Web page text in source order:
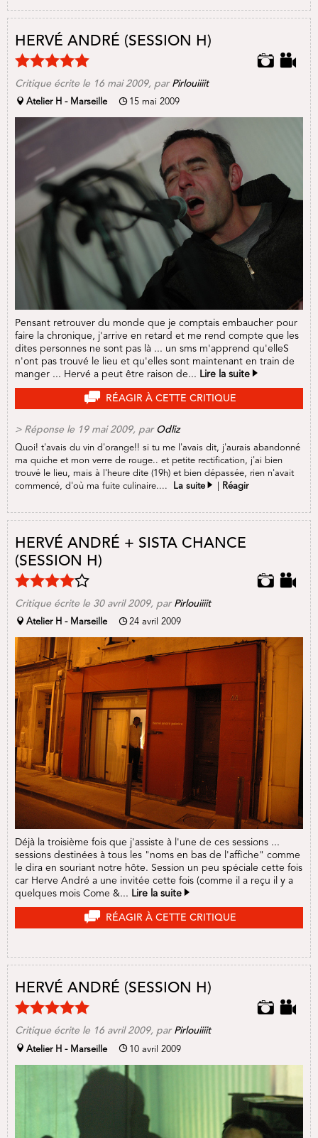
HERVÉ ANDRÉ (SESSION H)
Critique écrite le 16 mai 2009, par Pirlouiiiit
Atelier H - Marseille 15 mai 2009
Pensant retrouver du monde que je comptais embaucher pour
faire la chronique, j'arrive en retard et me rend compte que les
dites personnes ne sont pas là ... un sms m'apprend qu'elleS
n'ont pas trouvé le lieu et qu'elles sont maintenant en train de
manger ... Hervé a peut être raison de... Lire la suite
RÉAGIR À CETTE CRITIQUE
> Réponse le 19 mai 2009, par Odliz
Quoi! t'avais du vin d'orange!! si tu me l'avais dit, j'aurais abandonné
ma quiche et mon verre de rouge.. et petite rectification, j'ai bien
trouvé le lieu, mais à l'heure dite (19h) et bien dépassée, rien n'avait
commencé, d'où ma fuite culinaire....
La suite Réagir
HERVÉ ANDRÉ + SISTA CHANCE
(SESSION H)
Critique écrite le 30 avril 2009, par Pirlouiiiit
Atelier H - Marseille 24 avril 2009
Déjà la troisième fois que j'assiste à l'une de ces sessions ...
sessions destinées à tous les "noms en bas de l'affiche" comme
le dira en souriant notre hôte. Session un peu spéciale cette fois
car Herve André a une invitée cette fois (comme il a reçu il y a
quelques mois Come &... Lire la suite
RÉAGIR À CETTE CRITIQUE
HERVÉ ANDRÉ (SESSION H)
Critique écrite le 16 avril 2009, par Pirlouiiiit
Atelier H - Marseille 10 avril 2009